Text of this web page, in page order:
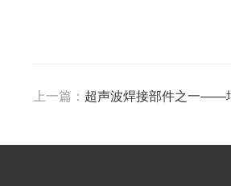
上一篇： 超声波焊接部件之一——